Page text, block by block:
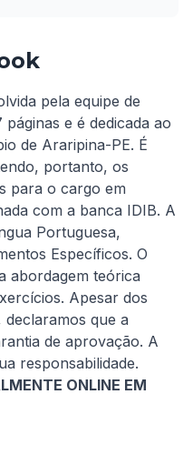
pela equipe de
e é dedicada ao
de Araripina-PE. É
portanto, os
para o cargo em
com a banca IDIB. A
Portuguesa,
Específicos. O
abordagem teórica
Apesar dos
que a
de aprovação. A
ONLINE EM